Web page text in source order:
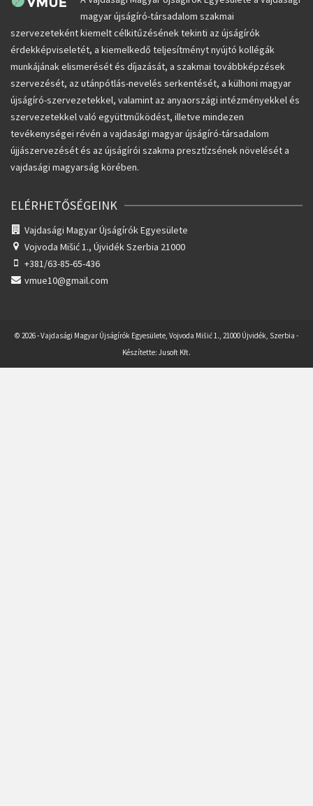
magyar újságíró-társadalom szakmai
szervezeteként kiemelt célkitűzésének tekinti az újságírók
érdekképviseletét, a kiemelkedő teljesítményt nyújtó kollégák
munkájának elismerését és díjazását, a szakmai továbbképzések
szervezését, az utánpótlás-nevelés serkentését, a külhoni magyar
újságíró-szervezetekkel, valamint az anyaországi intézményekkel és
szervezetekkel való együttműködést, illetve mindezen
tevékenységei révén a vajdasági magyar újságíró-társadalom
újjászervezését és az újságírói szakma presztízsének növelését a
vajdasági magyarság körében.
ELÉRHETŐSÉGEINK
Vajdasági Magyar Újságírók Egyesülete
Vojvoda Mišić 1., Újvidék Szerbia 21000
+381/63-85-65-436
vmue10@gmail.com
© 2026 - Vajdasági Magyar Újságírók Egyesülete, Vojvoda Mišić 1., 21000 Újvidék, Szerbia -
Készítette: Jusoft Kft.